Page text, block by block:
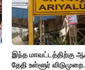
இந்த மாவட்டத்திற்கு
தேதி உள்ளூர்